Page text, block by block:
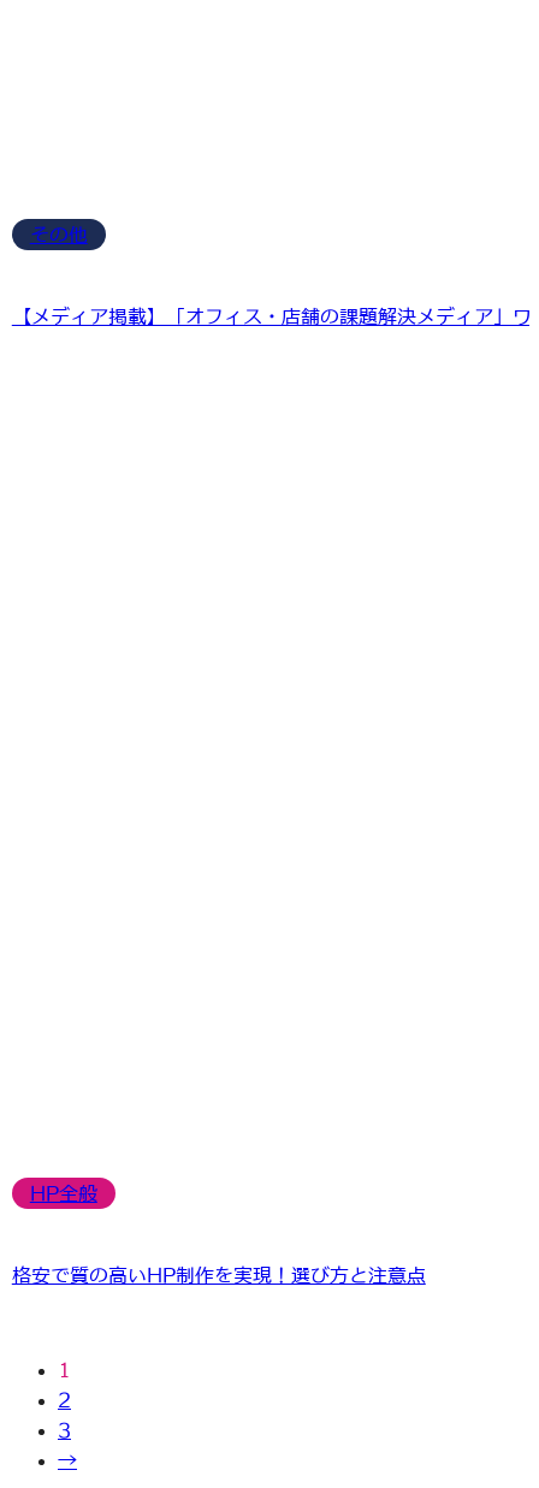
その他
【メディア掲載】「オフィス・店舗の課題解決メディア」
HP全般
格安で質の高いHP制作を実現！選び方と注意点
1
2
3
→